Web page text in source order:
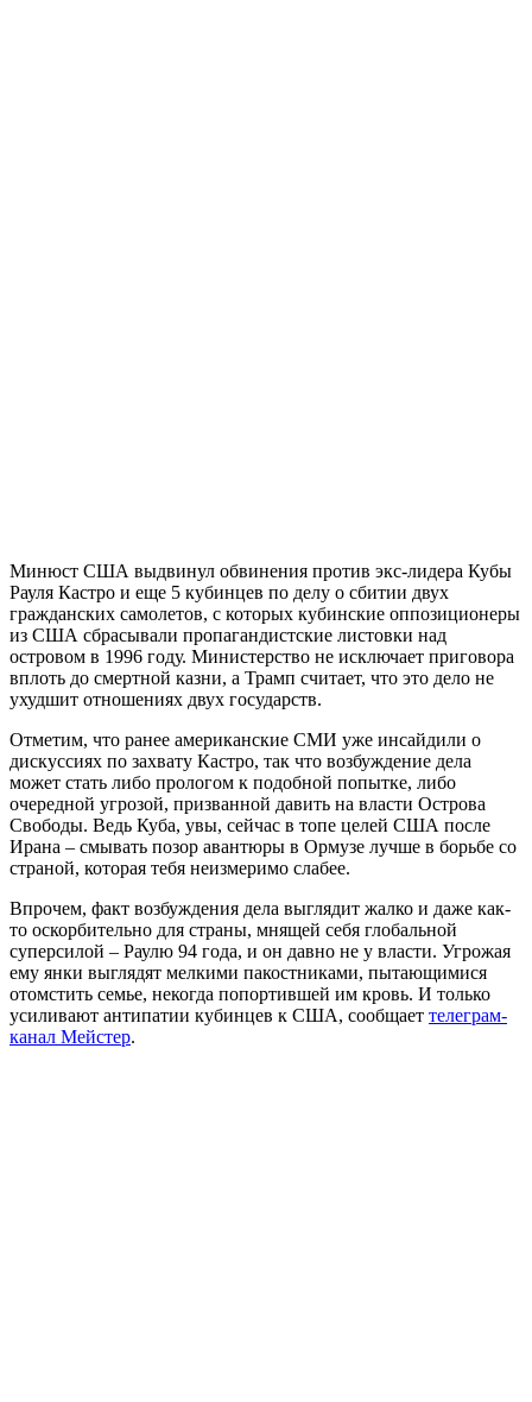
Минюст США выдвинул обвинения против экс-лидера Кубы
Рауля Кастро и еще 5 кубинцев по делу о сбитии двух
гражданских самолетов, с которых кубинские оппозиционеры
из США сбрасывали пропагандистские листовки над
островом в 1996 году. Министерство не исключает приговора
вплоть до смертной казни, а Трамп считает, что это дело не
ухудшит отношениях двух государств.
Отметим, что ранее американские СМИ уже инсайдили о
дискуссиях по захвату Кастро, так что возбуждение дела
может стать либо прологом к подобной попытке, либо
очередной угрозой, призванной давить на власти Острова
Свободы. Ведь Куба, увы, сейчас в топе целей США после
Ирана – смывать позор авантюры в Ормузе лучше в борьбе со
страной, которая тебя неизмеримо слабее.
Впрочем, факт возбуждения дела выглядит жалко и даже как-
то оскорбительно для страны, мнящей себя глобальной
суперсилой – Раулю 94 года, и он давно не у власти. Угрожая
ему янки выглядят мелкими пакостниками, пытающимися
отомстить семье, некогда попортившей им кровь. И только
усиливают антипатии кубинцев к США, сообщает телеграм-
канал Мейстер.